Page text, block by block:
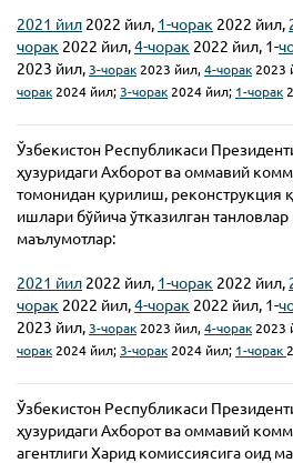
2021 йил 2022 йил, 1-чорак 2022 йил,
чорак 2022 йил,4-чорак 2022 йил, 1-
2023 йил, 3-чорак 2023 йил, 4-чорак 2023
чорак 2024 йил; 3-чорак 2024 йил; 1-чорак
Ўзбекистон Республикаси
ҳузуридаги Ахборот ва оммавий
томонидан қурилиш, реконструкция
ишлари бўйича ўтказилган
маълумотлар:
2021 йил 2022 йил, 1-чорак 2022 йил,
чорак 2022 йил,4-чорак 2022 йил, 1-
2023 йил, 3-чорак 2023 йил, 4-чорак 2023
чорак 2024 йил; 3-чорак 2024 йил; 1-чорак
Ўзбекистон Республикаси
ҳузуридагиАхборот ва оммавий
агентлигиХарид комиссиясига оид